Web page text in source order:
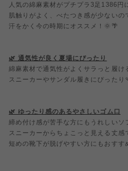
人気の綿麻素材がプチプラ3足1386円
肌触りがよく、べたつき感が少ないの
汗をかく今の時期にオススメ！🌞🌴
🌿‬ 通気性が良く夏場にぴったり
綿麻素材で通気性がよくサラっと履け
スニーカーやサンダル履きにぴったり
🌿‬ ゆったり感のあるやさしいゴム口
締め付け感が苦手な方にもうれしい
スニーカーからちょこっと見える丈感
短めの靴下が脱げやすい方にもおすす